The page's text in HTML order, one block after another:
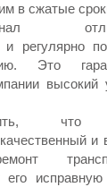
в сжатые
и регулярно
Это
высокий
что
и
его исправную